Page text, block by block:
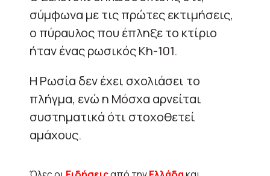
σύμφωνα με τις πρώτες εκτιμήσεις,
ο πύραυλος που έπληξε το κτίριο
ήταν ένας ρωσικός Kh-101.
Η Ρωσία δεν έχει σχολιάσει το
πλήγμα, ενώ η Μόσχα αρνείται
συστηματικά ότι στοχοθετεί
αμάχους.